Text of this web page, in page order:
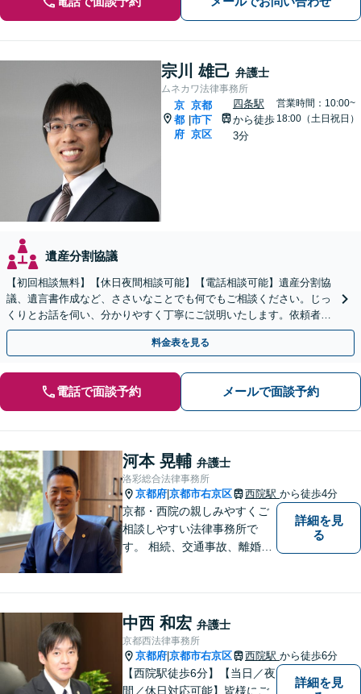
宗川 雄己 弁護士
ムネカワ法律事務所
京
都
府
京都
市下
京区
四条駅
から徒歩
3分
営業時間：10:00~
18:00（土日祝日）
遺産分割協議
【初回相談無料】【休日夜間相談可能】【電話相談可能】遺産分割協
議、遺言書作成など、ささいなことでも何でもご相談ください。じっ
くりとお話を伺い、分かりやすく丁寧にご説明いたします。依頼者の
方の利益を最大化するために尽力いたします。
料金表を見る
電話で面談予約 メールで面談予約
河本 晃輔 弁護士
洛彩総合法律事務所
京都府 京都市右京区 西院駅 から徒歩4分
京都・西院の親しみやすくご
相談しやすい法律事務所で
す。 相続、交通事故、離婚、
詳細を見
る
中西 和宏 弁護士
京都西法律事務所
京都府 京都市右京区 西院駅 から徒歩6分
【西院駅徒歩6分】【当日／夜
間／休日対応可能】皆様にご
詳細を見